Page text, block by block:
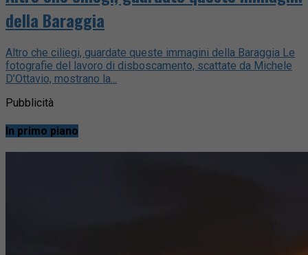
della Baraggia
Altro che ciliegi, guardate queste immagini della Baraggia Le
fotografie del lavoro di disboscamento, scattate da Michele
D’Ottavio, mostrano la...
Pubblicità
In primo piano